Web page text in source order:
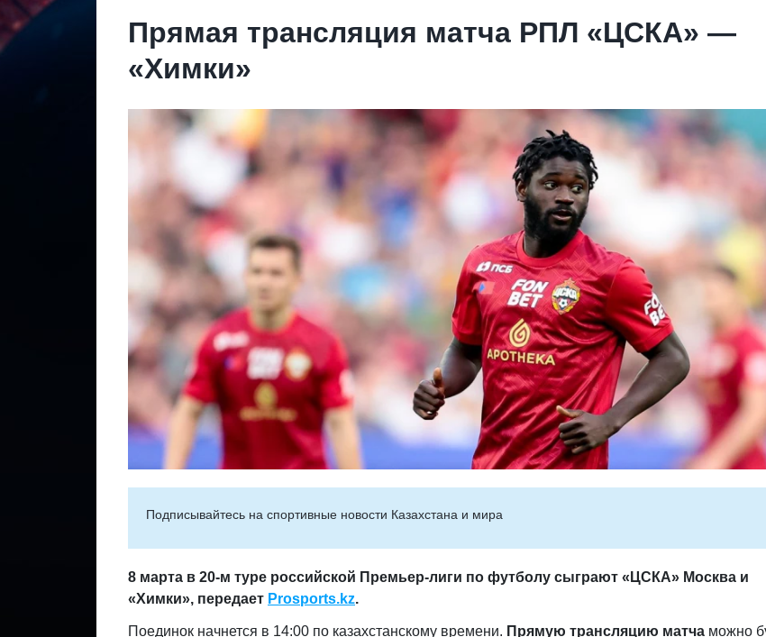
Прямая трансляция матча РПЛ «ЦСКА» —
«Химки»
Подписывайтесь на cпортивные новости Казахстана и мира
8 марта в 20-м туре российской Премьер-лиги по футболу сыграют «ЦСКА» Москва и
«Химки», передает Prosports.kz.
Поединок начнется в 14:00 по казахстанскому времени. Прямую трансляцию матча можно